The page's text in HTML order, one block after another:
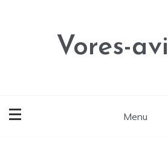
Vores-
Menu